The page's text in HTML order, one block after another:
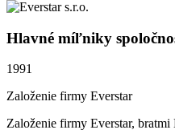
Hlavné míľniky
1991
Založenie firmy Everstar
Založenie firmy Everstar,